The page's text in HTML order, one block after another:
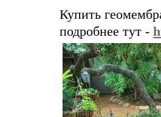
Купить
подробнее тут -